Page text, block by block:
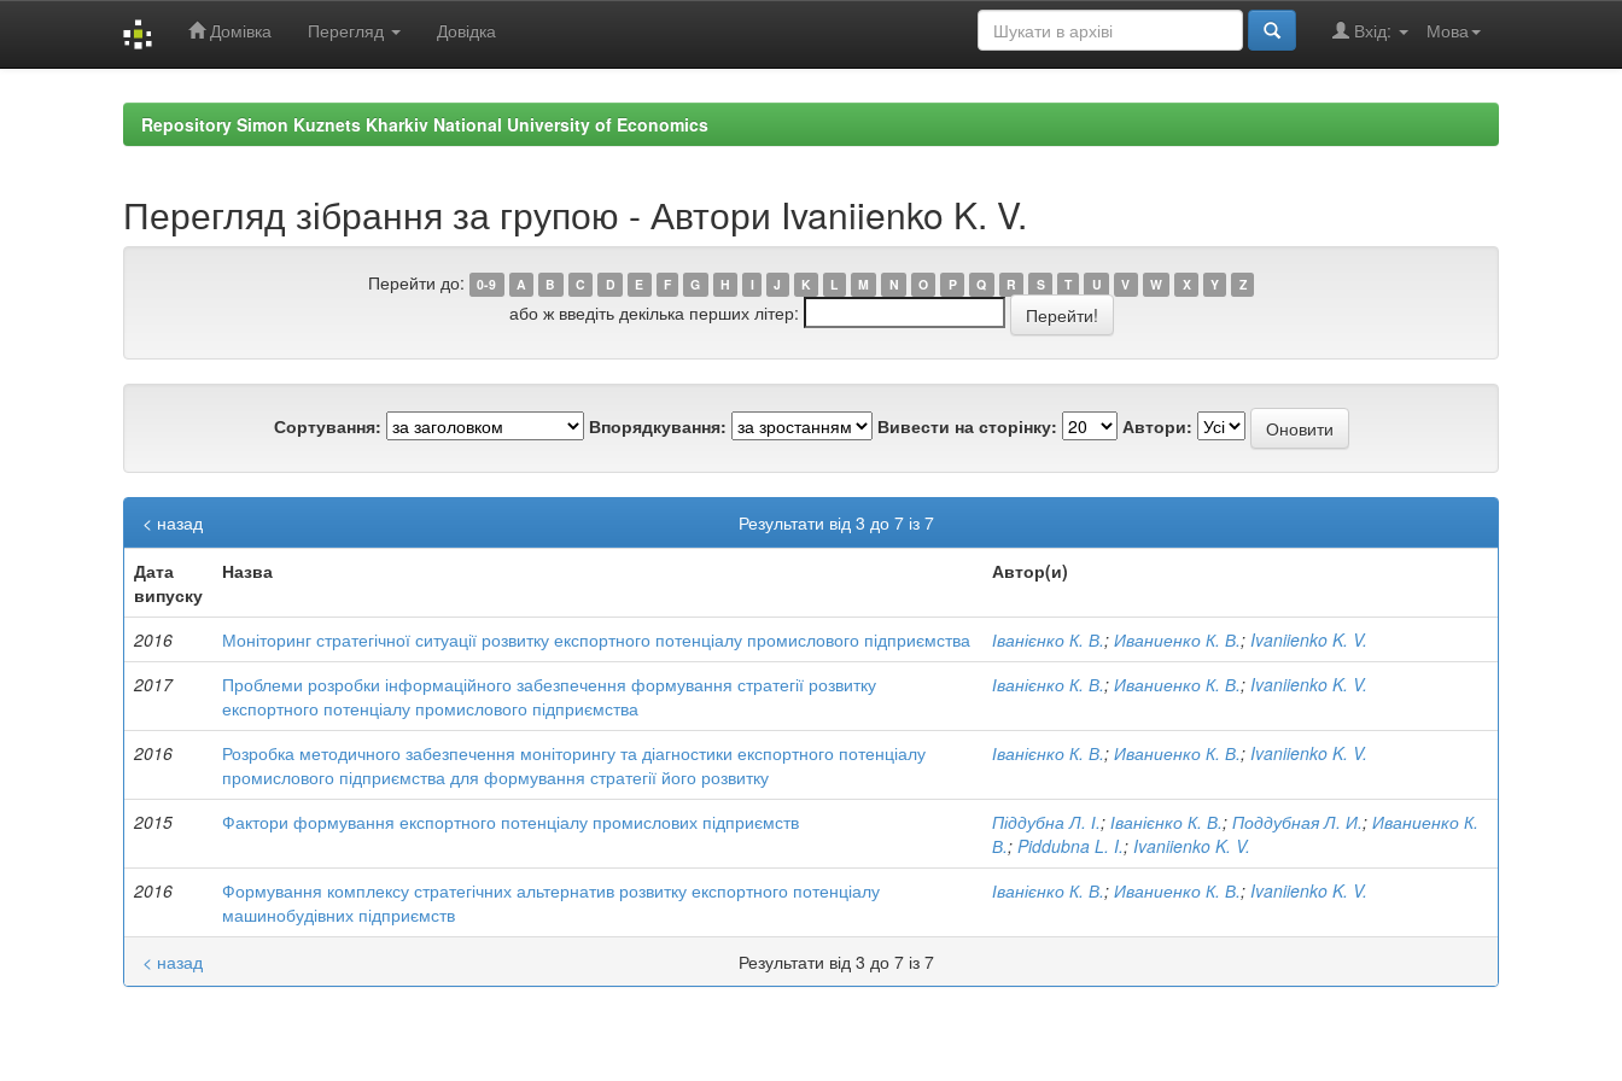
Домівка Перегляд Довідка Мова
Вхід:
Repository Simon Kuznets Kharkiv National University of Economics
Перегляд зібрання за групою - Автори Ivaniienko K. V.
Перейти до: 0-9 A B C D E F G H I J K L M N O P Q R S T U V W X Y Z
або ж введіть декілька перших літер:
Сортування: Впорядкування: Вивести на сторінку: Автори:
Результати від 3 до 7 із 7
< назад
Дата
випуску
Назва Автор(и)
2016 Моніторинг стратегічної ситуації розвитку експортного потенціалу промислового підприємства Іванієнко К. В.; Иваниенко К. В.; Ivaniienko K. V.
2017
Проблеми розробки інформаційного забезпечення формування стратегії розвитку
експортного потенціалу промислового підприємства
Іванієнко К. В.; Иваниенко К. В.; Ivaniienko K. V.
2016
Розробка методичного забезпечення моніторингу та діагностики експортного потенціалу
промислового підприємства для формування стратегії його розвитку
Іванієнко К. В.; Иваниенко К. В.; Ivaniienko K. V.
2015 Фактори формування експортного потенціалу промислових підприємств Піддубна Л. І.; Іванієнко К. В.; Поддубная Л. И.; Иваниенко К.
В.; Piddubna L. I.; Ivaniienko K. V.
2016
Формування комплексу стратегічних альтернатив розвитку експортного потенціалу
машинобудівних підприємств
Іванієнко К. В.; Иваниенко К. В.; Ivaniienko K. V.
Результати від 3 до 7 із 7
< назад